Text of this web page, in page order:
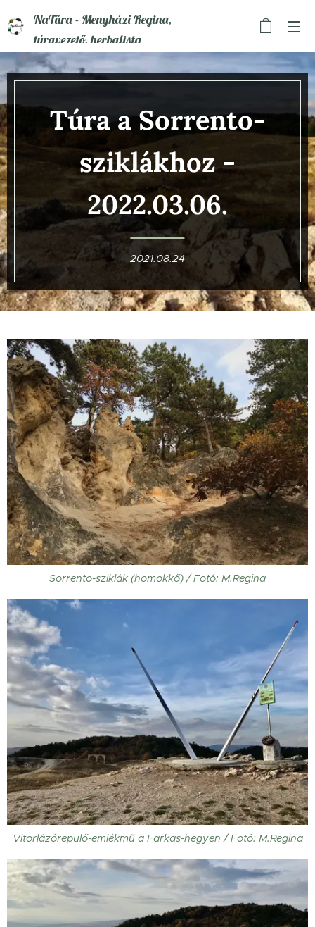
NaTúra - Menyházi Regina,
túravezető, herbalista
Túra a Sorrento-
sziklákhoz -
2022.03.06.
2021.08.24
Sorrento-sziklák (homokkő) / Fotó: M.Regina
Vitorlázórepülő-emlékmű a Farkas-hegyen / Fotó: M.Regina